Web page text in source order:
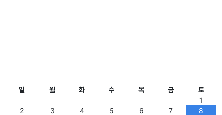
일 월 화 수 목 금
토
1
2
3 4 5 6 7
8